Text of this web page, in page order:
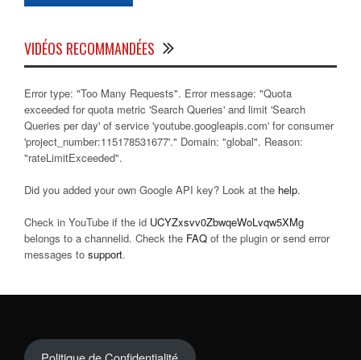
VIDÉOS RECOMMANDÉES
Error type: "Too Many Requests". Error message: "Quota
exceeded for quota metric 'Search Queries' and limit 'Search
Queries per day' of service 'youtube.googleapis.com' for consumer
'project_number:115178531677'." Domain: "global". Reason:
"rateLimitExceeded".
Did you added your own Google API key? Look at the help.
Check in YouTube if the id UCYZxsvv0ZbwqeWoLvqw5XMg
belongs to a channelid. Check the FAQ of the plugin or send error
messages to support.